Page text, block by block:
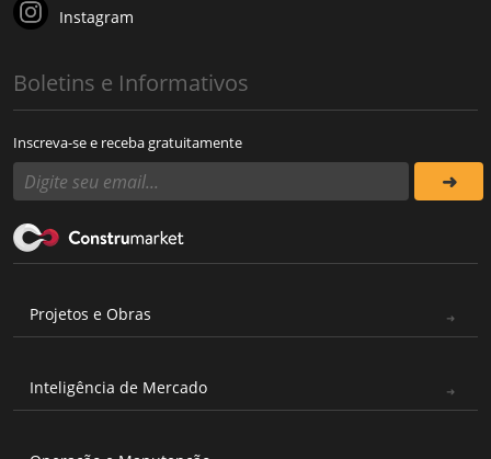
Instagram
Boletins e Informativos
Inscreva-se e receba gratuitamente
Projetos e Obras
Inteligência de Mercado